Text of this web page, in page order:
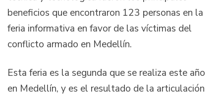
beneficios que encontraron 123 personas en la
feria informativa en favor de las víctimas del
conflicto armado en Medellín.
Esta feria es la segunda que se realiza este año
en Medellín, y es el resultado de la articulación